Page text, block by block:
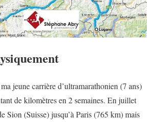
jeune carrière d’ultramarathonien (7 ans)
de kilomètres en 2 semaines. En juillet
Sion (Suisse) jusqu’à Paris (765 km) mais